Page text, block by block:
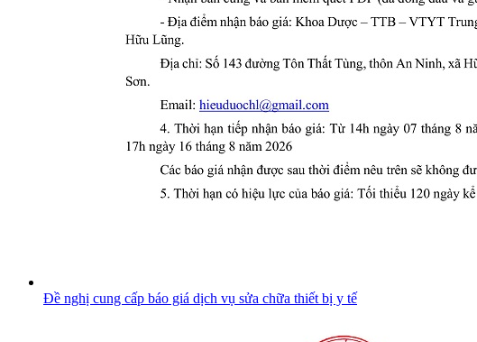
Đề nghị cung cấp báo giá dịch vụ sửa chữa thiết bị y tế